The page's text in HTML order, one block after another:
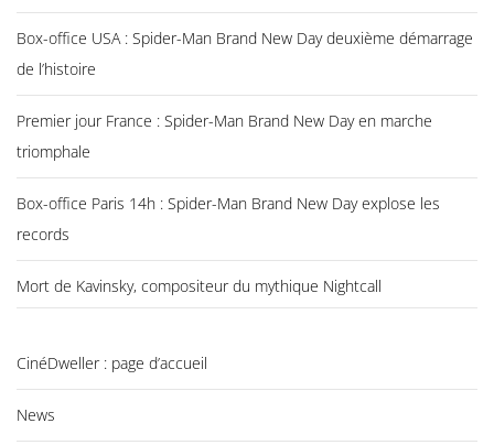
Box-office USA : Spider-Man Brand New Day deuxième démarrage
de l’histoire
Premier jour France : Spider-Man Brand New Day en marche
triomphale
Box-office Paris 14h : Spider-Man Brand New Day explose les
records
Mort de Kavinsky, compositeur du mythique Nightcall
CinéDweller : page d’accueil
News